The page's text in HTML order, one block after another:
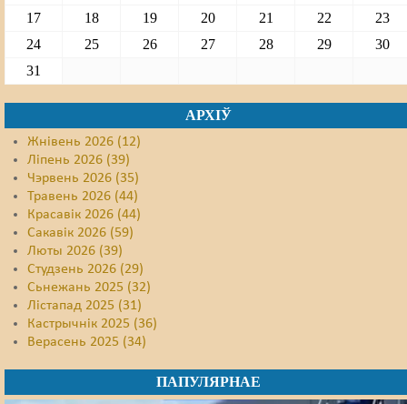
17
18 19 20 21 22
23
24
25 26 27 28 29
30
31
АРХІЎ
Жнівень 2026 (12)
Ліпень 2026 (39)
Чэрвень 2026 (35)
Травень 2026 (44)
Красавік 2026 (44)
Сакавік 2026 (59)
Люты 2026 (39)
Студзень 2026 (29)
Сьнежань 2025 (32)
Лістапад 2025 (31)
Кастрычнік 2025 (36)
Верасень 2025 (34)
ПАПУЛЯРНАЕ